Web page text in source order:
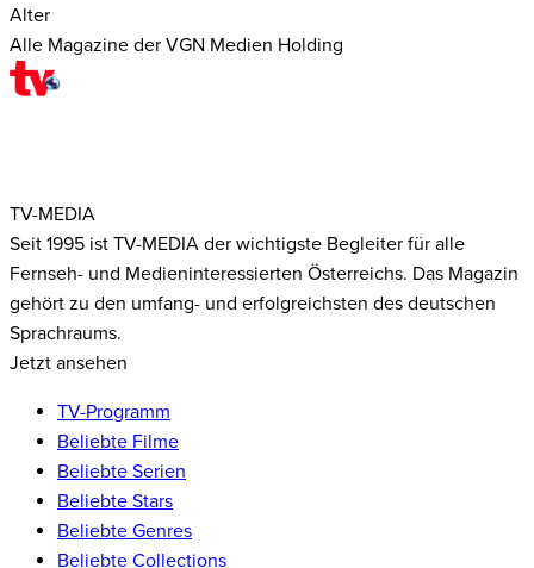
Alter
Alle Magazine der VGN Medien Holding
TV-MEDIA
Seit 1995 ist TV-MEDIA der wichtigste Begleiter für alle
Fernseh- und Medieninteressierten Österreichs. Das Magazin
gehört zu den umfang- und erfolgreichsten des deutschen
Sprachraums.
Jetzt ansehen
TV-Programm
Beliebte Filme
Beliebte Serien
Beliebte Stars
Beliebte Genres
Beliebte Collections